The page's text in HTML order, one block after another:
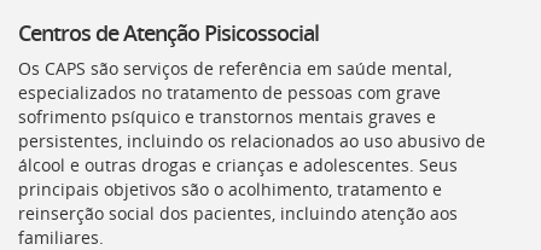
listagem
de
notícias
[]
Ir
para
o
conteúdo
desta
Centros de Atenção Pisicossocial
Os CAPS são serviços de referência em saúde mental,
especializados no tratamento de pessoas com grave
sofrimento psíquico e transtornos mentais graves e
persistentes, incluindo os relacionados ao uso abusivo de
álcool e outras drogas e crianças e adolescentes. Seus
principais objetivos são o acolhimento, tratamento e
reinserção social dos pacientes, incluindo atenção aos
familiares.